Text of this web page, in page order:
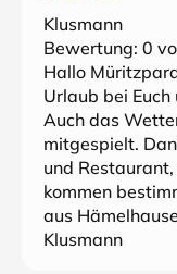
Klusmann
Bewertung: 0
Hallo
Urlaub bei
Auch das
mitgespielt.
und
kommen
aus
Klusmann